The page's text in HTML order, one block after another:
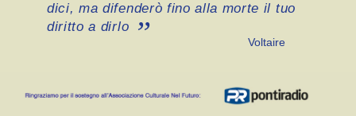
dici, ma difenderò fino alla morte il tuo
diritto a dirlo
Voltaire